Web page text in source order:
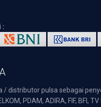
:
/ distributor pulsa sebagai
PDAM, ADIRA, FIF,